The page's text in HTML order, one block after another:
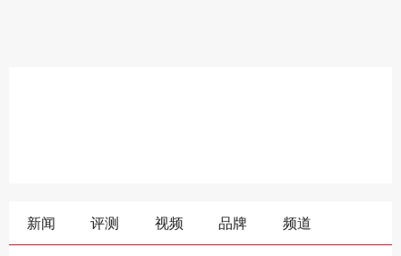
新闻 评测 视频 品牌 频道